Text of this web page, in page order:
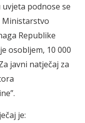
podnose se
Ministarstvo
Republike
osobljem, 10 000
javni natječaj za
je: